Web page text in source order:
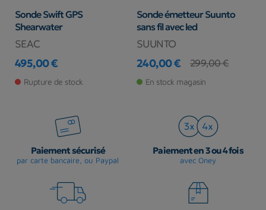
Sonde Swift GPS
Shearwater
SEAC
Prix
495,00 €
Rupture de stock
Sonde émetteur Suunto
sans fil avec led
SUUNTO
Prix
240,00 €
Prix de base
299,00 €
En stock magasin
Paiement sécurisé
par carte bancaire, ou Paypal
Paiement en 3 ou 4 fois
avec Oney